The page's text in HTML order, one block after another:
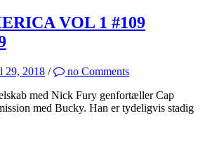
VOL 1 #109
29, 2018 /
no Comments
med Nick Fury genfortæller Cap
med Bucky. Han er tydeligvis stadig